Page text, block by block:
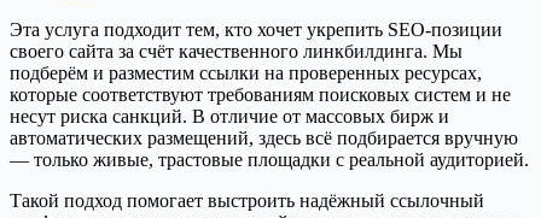
Эта услуга подходит тем, кто хочет укрепить SEO-позиции
своего сайта за счёт качественного линкбилдинга. Мы
подберём и разместим ссылки на проверенных ресурсах,
которые соответствуют требованиям поисковых систем и не
несут риска санкций. В отличие от массовых бирж и
автоматических размещений, здесь всё подбирается вручную
— только живые, трастовые площадки с реальной аудиторией.
Такой подход помогает выстроить надёжный ссылочный